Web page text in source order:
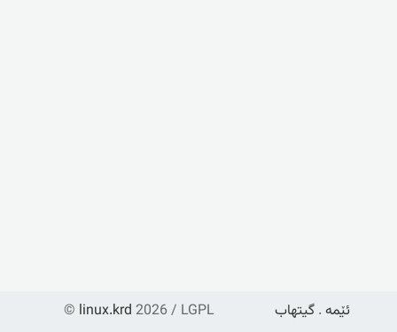
© linux.krd 2026 / LGPL ئێمە . گیتهاب